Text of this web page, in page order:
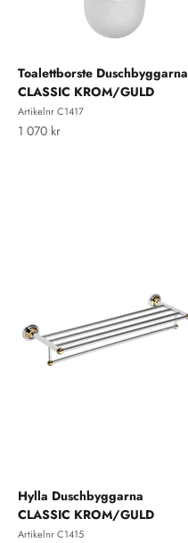
Toalettborste Duschbyggarna
CLASSIC KROM/GULD
Artikelnr C1417
REA-pris
1 070 kr
Hylla Duschbyggarna
CLASSIC KROM/GULD
Artikelnr C1415